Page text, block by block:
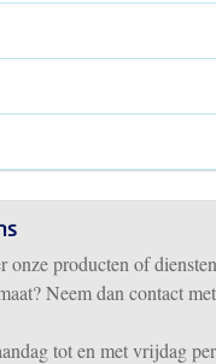
onze producten of
Neem dan contact
tot en met vrijdag